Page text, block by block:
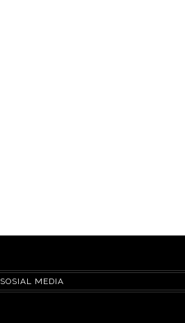
SOSIAL MEDIA